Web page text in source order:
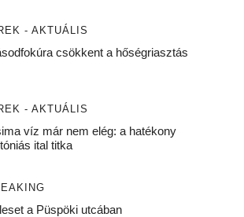
- AKTUÁLIS
csökkent a hőségriasztás
- AKTUÁLIS
víz már nem elég: a hatékony
ital titka
a Püspöki utcában